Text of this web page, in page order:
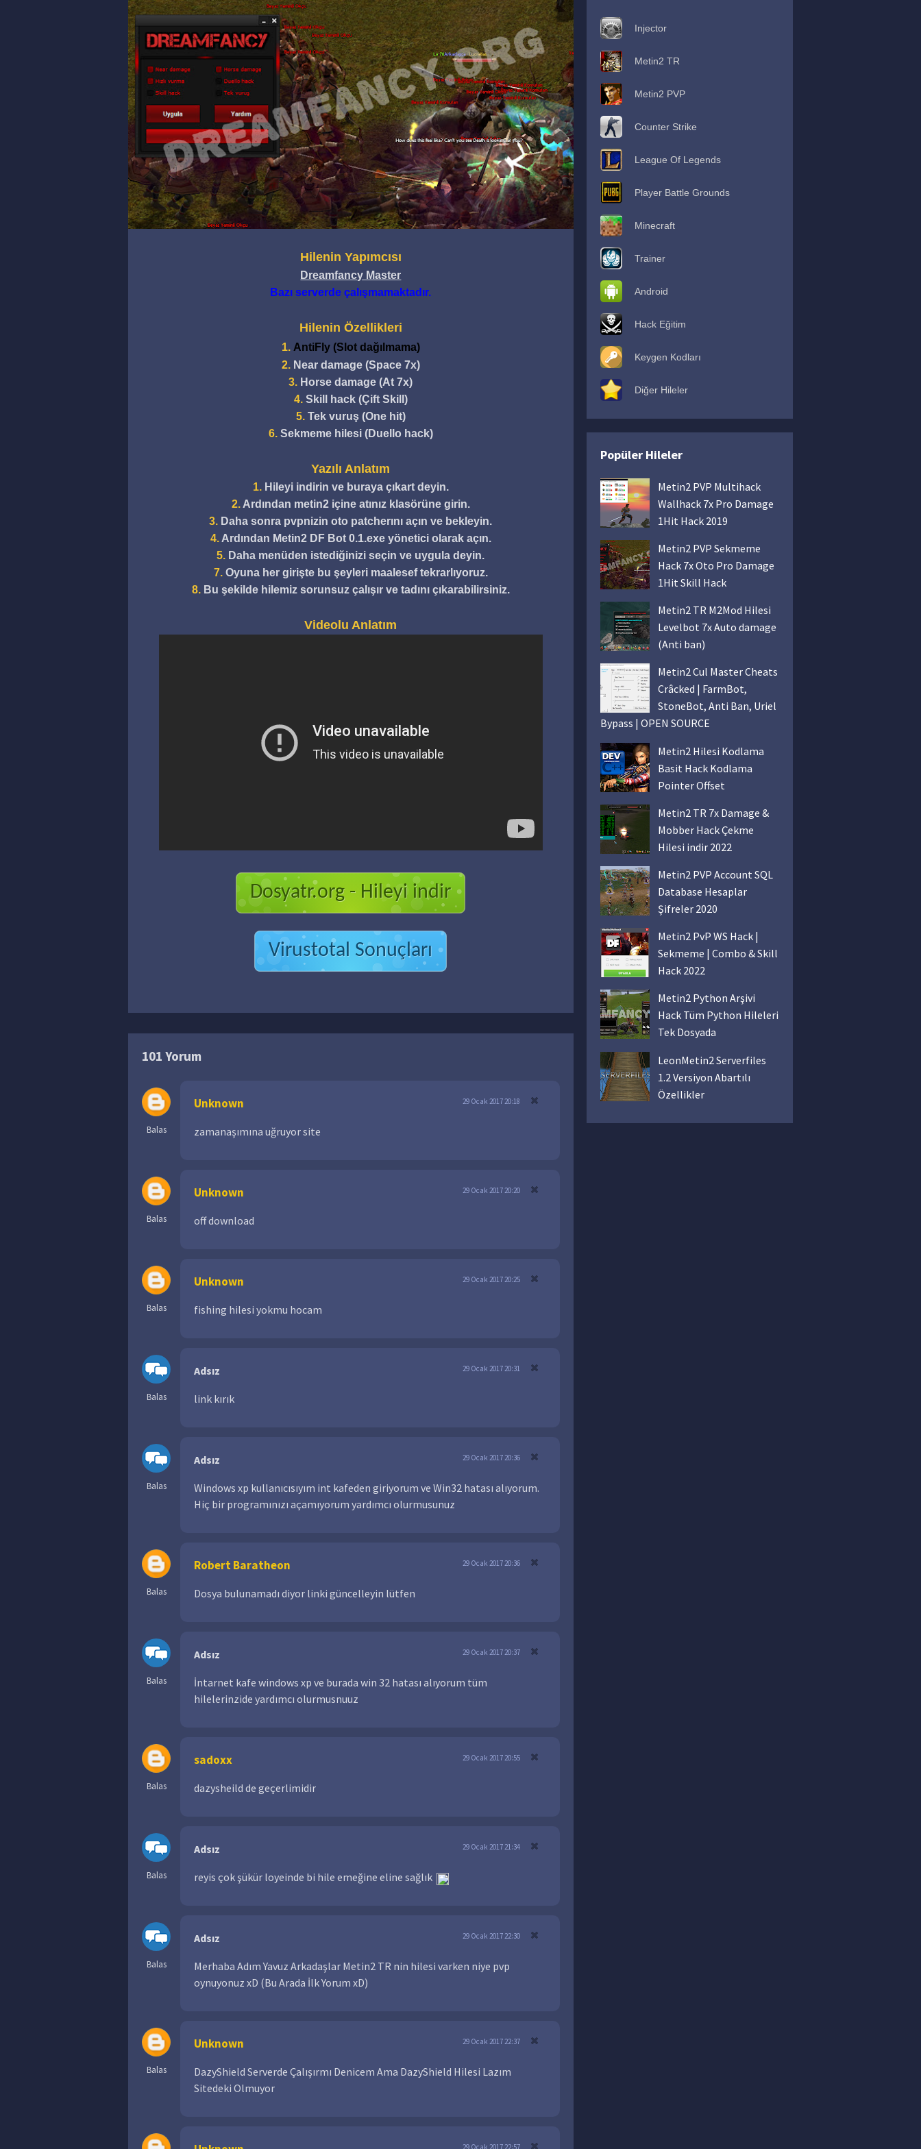
Hilenin Yapımcısı
Dreamfancy Master
Bazı serverdeçalışmamaktadır.
Hilenin Özellikleri
1.AntiFly (Slot dağılmama)
2.Near damage (Space 7x)
3. Horse damage (At 7x)
4.Skill hack (Çift Skill)
5. Tek vuruş (One hit)
6.Sekmeme hilesi (Duello hack)
Yazılı Anlatım
1. Hileyi indirin ve buraya çıkart deyin.
2.Ardından metin2 içine atınız klasörüne girin.
3. Daha sonra pvpnizin oto patcherını açın ve bekleyin.
4.Ardından Metin2 DF Bot 0.1.exe yönetici olarak açın.
5. Daha menüden istediğinizi seçin ve uygula deyin.
7. Oyuna her girişte bu şeyleri maalesef tekrarlıyoruz.
8. Bu şekilde hilemiz sorunsuz çalışır ve tadını çıkarabilirsiniz.
Videolu Anlatım
Dosyatr.org - Hileyi indir
Virustotal Sonuçları
101 Yorum
Balas
Unknown 29 Ocak 2017 20:18
zamanaşımına uğruyor site
Balas
Unknown 29 Ocak 2017 20:20
off download
Balas
Unknown 29 Ocak 2017 20:25
fishing hilesi yokmu hocam
Balas
Adsız 29 Ocak 2017 20:31
link kırık
Balas
Adsız 29 Ocak 2017 20:36
Windows xp kullanıcısıyım int kafeden giriyorum ve Win32 hatası alıyorum.
Hiç bir programınızı açamıyorum yardımcı olurmusunuz
Balas
Robert Baratheon 29 Ocak 2017 20:36
Dosya bulunamadı diyor linki güncelleyin lütfen
Balas
Adsız 29 Ocak 2017 20:37
İntarnet kafe windows xp ve burada win 32 hatası alıyorum tüm
hilelerinzide yardımcı olurmusnuuz
Balas
sadoxx 29 Ocak 2017 20:55
dazysheild de geçerlimidir
Balas
Adsız 29 Ocak 2017 21:34
reyis çok şükür loyeinde bi hile emeğine eline sağlık
Balas
Adsız 29 Ocak 2017 22:30
Merhaba Adım Yavuz Arkadaşlar Metin2 TR nin hilesi varken niye pvp
oynuyonuz xD (Bu Arada İlk Yorum xD)
Balas
Unknown 29 Ocak 2017 22:37
DazyShield Serverde Çalışırmı Denicem Ama DazyShield Hilesi Lazım
Sitedeki Olmuyor
Injector
Metin2 TR
Metin2 PVP
Counter Strike
League Of Legends
Player Battle Grounds
Minecraft
Trainer
Android
Hack Eğitim
Keygen Kodları
Diğer Hileler
Popüler Hileler
Metin2 PVP Multihack
Wallhack 7x Pro Damage
1Hit Hack 2019
Metin2 PVP Sekmeme
Hack 7x Oto Pro Damage
1Hit Skill Hack
Metin2 TR M2Mod Hilesi
Levelbot 7x Auto damage
(Anti ban)
Metin2 Cul Master Cheats
Crâcked | FarmBot,
StoneBot, Anti Ban, Uriel
Bypass | OPEN SOURCE
Metin2 Hilesi Kodlama
Basit Hack Kodlama
Pointer Offset
Metin2 TR 7x Damage &
Mobber Hack Çekme
Hilesi indir 2022
Metin2 PVP Account SQL
Database Hesaplar
Şifreler 2020
Metin2 PvP WS Hack |
Sekmeme | Combo & Skill
Hack 2022
Metin2 Python Arşivi
Hack Tüm Python Hileleri
Tek Dosyada
LeonMetin2 Serverfiles
1.2 Versiyon Abartılı
Özellikler